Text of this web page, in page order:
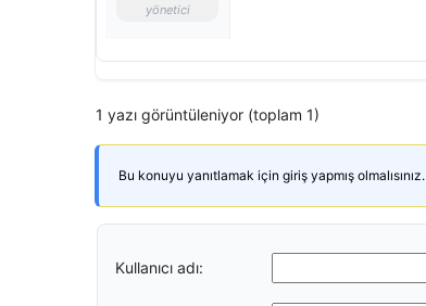
yönetici
1 yazı görüntüleniyor (toplam 1)
Bu konuyu yanıtlamak için giriş yapmış olmalısınız.
Kullanıcı adı: